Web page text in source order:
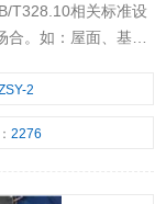
T328.10相关标准设
合。如：屋面、基
用。
2
2276